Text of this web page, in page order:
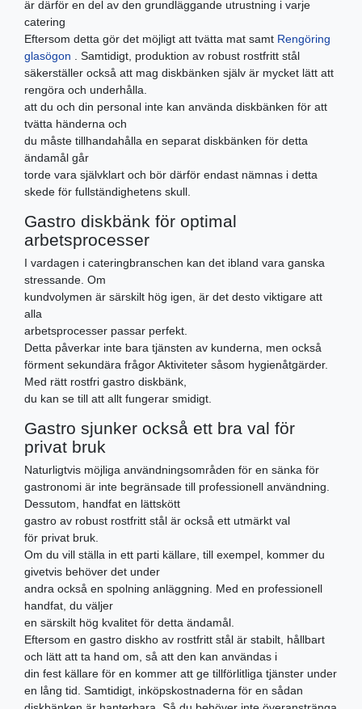
är därför en del av den grundläggande utrustning i varje
catering
Eftersom detta gör det möjligt att tvätta mat samt Rengöring
glasögon . Samtidigt, produktion av robust rostfritt stål
säkerställer också att mag diskbänken själv är mycket lätt att
rengöra och underhålla.
att du och din personal inte kan använda diskbänken för att
tvätta händerna och
du måste tillhandahålla en separat diskbänken för detta
ändamål går
torde vara självklart och bör därför endast nämnas i detta
skede för fullständighetens skull.
Gastro diskbänk för optimal
arbetsprocesser
I vardagen i cateringbranschen kan det ibland vara ganska
stressande. Om
kundvolymen är särskilt hög igen, är det desto viktigare att
alla
arbetsprocesser passar perfekt.
Detta påverkar inte bara tjänsten av kunderna, men också
förment sekundära frågor Aktiviteter såsom hygienåtgärder.
Med rätt rostfri gastro diskbänk,
du kan se till att allt fungerar smidigt.
Gastro sjunker också ett bra val för
privat bruk
Naturligtvis möjliga användningsområden för en sänka för
gastronomi är inte begränsade till professionell användning.
Dessutom, handfat en lättskött
gastro av robust rostfritt stål är också ett utmärkt val
för privat bruk.
Om du vill ställa in ett parti källare, till exempel, kommer du
givetvis behöver det under
andra också en spolning anläggning. Med en professionell
handfat, du väljer
en särskilt hög kvalitet för detta ändamål.
Eftersom en gastro diskho av rostfritt stål är stabilt, hållbart
och lätt att ta hand om, så att den kan användas i
din fest källare för en kommer att ge tillförlitliga tjänster under
en lång tid. Samtidigt, inköpskostnaderna för en sådan